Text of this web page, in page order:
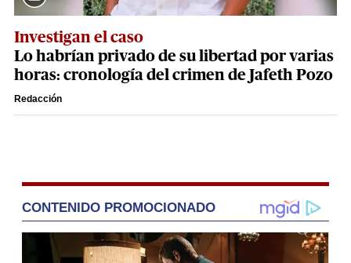
Investigan el caso
Lo habrían privado de su libertad por varias
horas: cronología del crimen de Jafeth Pozo
Redacción
CONTENIDO PROMOCIONADO